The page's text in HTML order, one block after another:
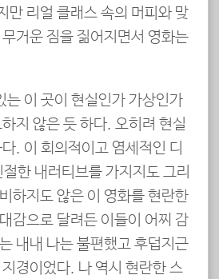
만 리얼 클래스 속의 머피와 맞
거운 짐을 짊어지면서 영화는
는 이 곳이 현실인가 가상인가
지 않은 듯 하다. 오히려 현실
. 이 회의적이고 염세적인 디
한 내러티브를 가지지도 그리
하지도 않은 이 영화를 현란한
감으로 달려든 이들이 어찌 감
내내 나는 불편했고 후덥지근
경이었다. 나 역시 현란한 스